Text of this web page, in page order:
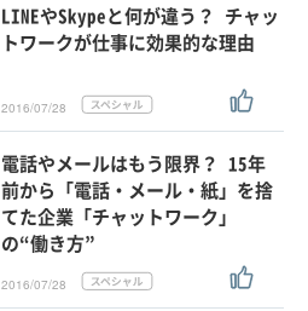
LINEやSkypeと何が違う？ チャッ
トワークが仕事に効果的な理由
2016/07/28
電話やメールはもう限界？ 15年
前から「電話・メール・紙」を捨
てた企業「チャットワーク」
の“働き方”
2016/07/28